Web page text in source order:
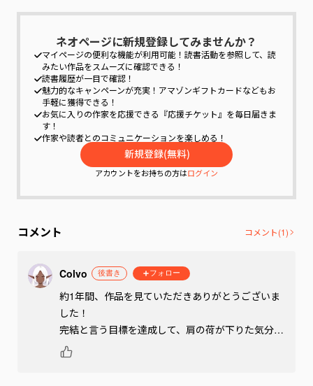
ネオページに新規登録してみませんか？
マイページの便利な機能が利用可能！ 読書活動を参照して、読
みたい作品をスムーズに確認できる！
読書履歴が一目で確認！
魅力的なキャンペーンが充実！ アマゾンギフトカードなどもお
手軽に獲得できる！
お気に入りの作家を応援できる『応援チケット』を毎日届きま
す！
作家や読者とのコミュニケーションを楽しめる！
アカウントをお持ちの方はログイン
コメント コメント(1)
Colvo 後書き フォロー
約1年間、作品を見ていただきありがとうございま
した！
完結と言う目標を達成して、肩の荷が下りた気分で
す。
もし、次回連載する機会がありましたらよろしくお